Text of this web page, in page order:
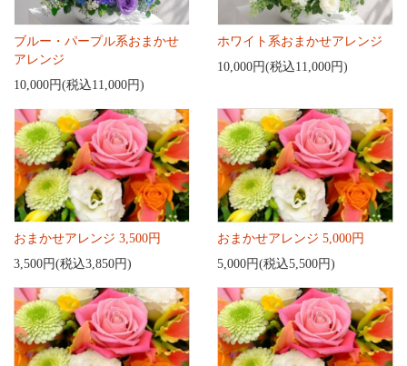
ブルー・パープル系おまかせ
アレンジ
10,000円(税込11,000円)
ホワイト系おまかせアレンジ
10,000円(税込11,000円)
おまかせアレンジ 3,500円
3,500円(税込3,850円)
おまかせアレンジ 5,000円
5,000円(税込5,500円)